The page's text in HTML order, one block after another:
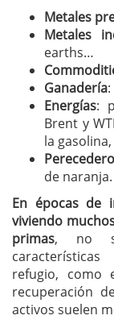
Metales
Metales
earths…
Ganadería
Energías:
Brent y
la
de naranja.
En épocas de
viviendo
primas, no
refugio, como
recuperación
activos suelen